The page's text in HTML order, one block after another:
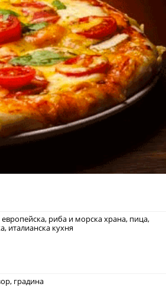
европейска, риба и морска храна, пица,
италианска кухня
градина